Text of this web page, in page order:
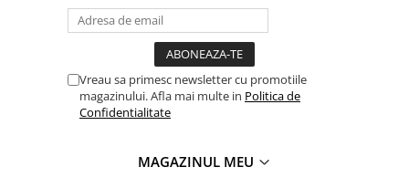
Vreau sa primesc newsletter cu promotiile
magazinului. Afla mai multe in Politica de
Confidentialitate
MAGAZINUL MEU